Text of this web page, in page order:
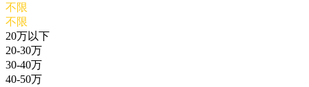
不限
不限
20万以下
20-30万
30-40万
40-50万